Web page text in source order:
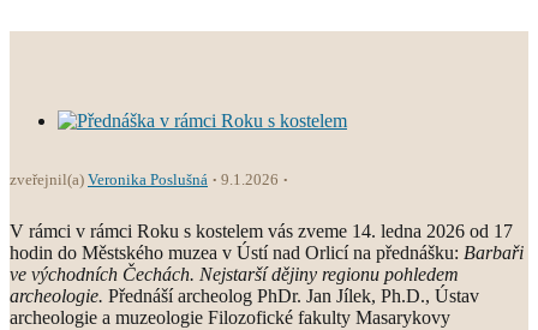
zveřejnil(a) Veronika Poslušná 9.1.2026
V rámci v rámci Roku s kostelem vás zveme 14. ledna 2026 od 17
hodin do Městského muzea v Ústí nad Orlicí na přednášku: Barbaři
ve východních Čechách. Nejstarší dějiny regionu pohledem
archeologie. Přednáší archeolog PhDr. Jan Jílek, Ph.D., Ústav
archeologie a muzeologie Filozofické fakulty Masarykovy